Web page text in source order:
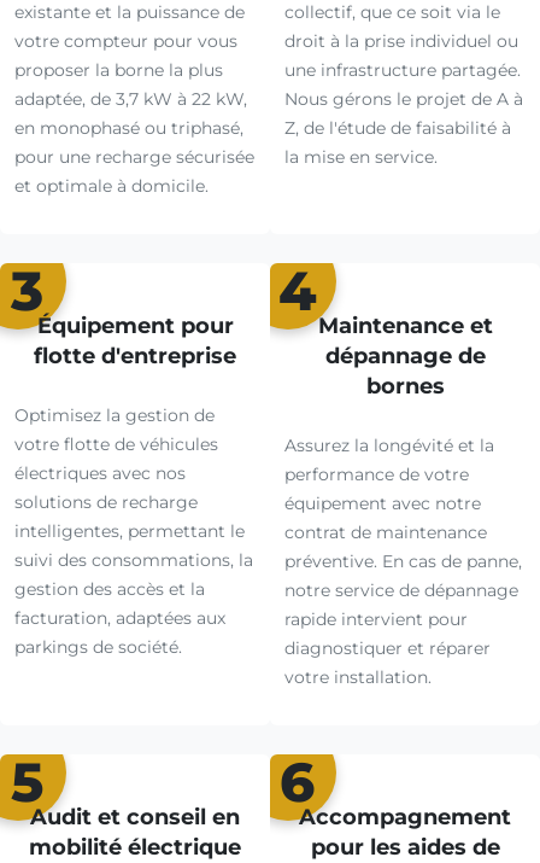
existante et la puissance de
votre compteur pour vous
proposer la borne la plus
adaptée, de 3,7 kW à 22 kW,
en monophasé ou triphasé,
pour une recharge sécurisée
et optimale à domicile.
collectif, que ce soit via le
droit à la prise individuel ou
une infrastructure partagée.
Nous gérons le projet de A à
Z, de l'étude de faisabilité à
la mise en service.
3
Équipement pour
flotte d'entreprise
Optimisez la gestion de
votre flotte de véhicules
électriques avec nos
solutions de recharge
intelligentes, permettant le
suivi des consommations, la
gestion des accès et la
facturation, adaptées aux
parkings de société.
4
Maintenance et
dépannage de
bornes
Assurez la longévité et la
performance de votre
équipement avec notre
contrat de maintenance
préventive. En cas de panne,
notre service de dépannage
rapide intervient pour
diagnostiquer et réparer
votre installation.
5
Audit et conseil en
mobilité électrique
6
Accompagnement
pour les aides de